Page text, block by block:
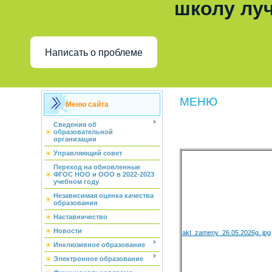
школу
Написать о проблеме
Меню сайта
Сведения об
образовательной
организации
Управляющий совет
Переход на обновленные
ФГОС НОО и ООО в 2022-2023
учебном году
Независимая оценка качества
образования
Наставничество
Новости
Инклюзивное образование
Электронное образование
МЕНЮ
akt_zameny_26.05.2026g..jpg